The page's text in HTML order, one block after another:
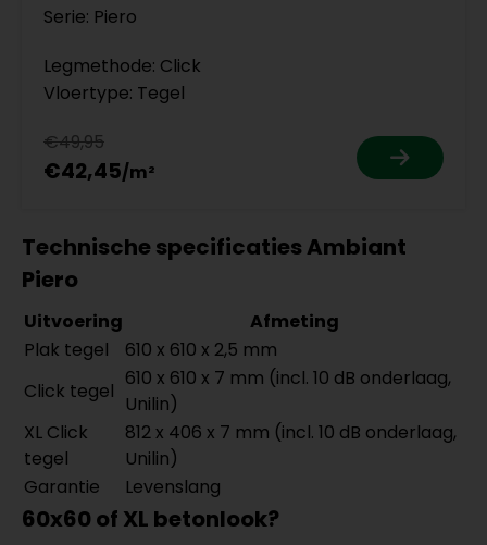
Serie: Piero
Legmethode: Click
Vloertype: Tegel
€49,95
€42,45
Technische specificaties Ambiant
Piero
Uitvoering
Afmeting
Plak tegel
610 x 610 x 2,5 mm
Click tegel
610 x 610 x 7 mm (incl. 10 dB onderlaag,
Unilin)
XL Click
tegel
812 x 406 x 7 mm (incl. 10 dB onderlaag,
Unilin)
Garantie
Levenslang
60x60 of XL betonlook?